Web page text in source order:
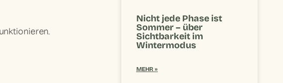
Nicht jede Phase ist
Sommer – über
Sichtbarkeit im
Wintermodus
MEHR »